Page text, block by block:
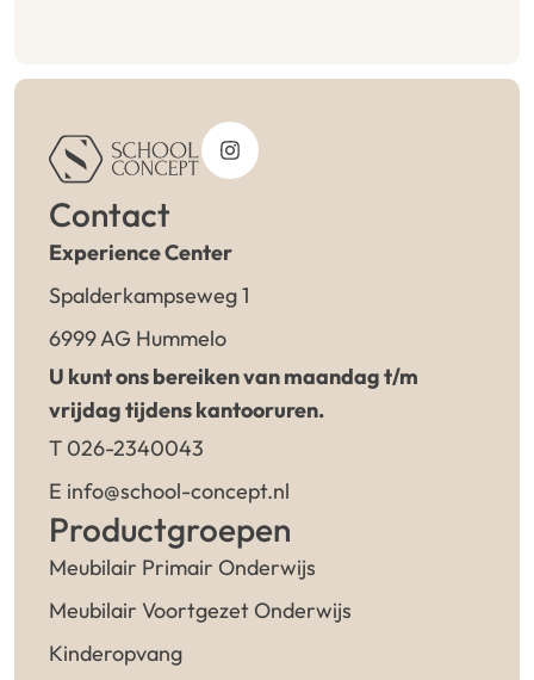
Contact
Experience Center
Spalderkampseweg 1
6999 AG Hummelo
U kunt ons bereiken van maandag t/m
vrijdag tijdens kantooruren.
T 026-2340043
E info@school-concept.nl
Productgroepen
Meubilair Primair Onderwijs
Meubilair Voortgezet Onderwijs
Kinderopvang